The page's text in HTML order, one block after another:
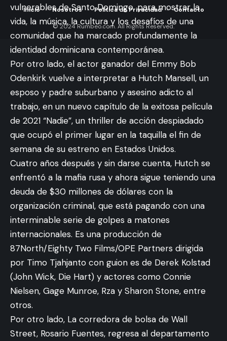
vulnerables de Santo Domingo, para mostrar la
vida, la música, la cultura y los desafíos de una
comunidad que ha marcado profundamente la
identidad dominicana contemporánea.
Por otro lado, el actor ganador del Emmy Bob
Odenkirk vuelve a interpretar a Hutch Mansell, un
esposo y padre suburbano y asesino adicto al
trabajo, en un nuevo capítulo de la exitosa película
de 2021 “Nadie”, un thriller de acción despiadado
que ocupó el primer lugar en la taquilla el fin de
semana de su estreno en Estados Unidos.
Cuatro años después y sin darse cuenta, Hutch se
enfrentó a la mafia rusa y ahora sigue teniendo una
deuda de $30 millones de dólares con la
organización criminal, que está pagando con una
interminable serie de golpes a matones
internacionales. Es una producción de
87North/Eighty Two Films/OPE Partners dirigida
por Timo Tjahjanto con guion es de Derek Kolstad
(John Wick, Die Hart) y actores como Connie
Nielsen, Gage Munroe, Rza y Sharon Stone, entre
otros.
Por otro lado, La corredora de bolsa de Wall
Street, Rosario Fuentes, regresa al departamento
Última actualización agosto 22, 2025 7:28 pm
Abraham Nuñez